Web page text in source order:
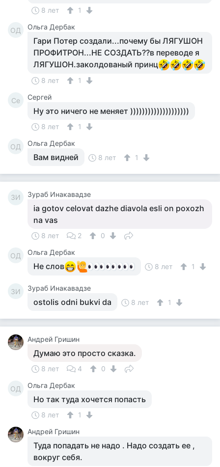
8 лет 1
ОД Ольга Дербак
Гари Потер создали...почему бы ЛЯГУШОН
ПРОФИТРОН...НЕ СОЗДАТЬ??в переводе я
ЛЯГУШОН.заколдованый принц
8 лет 1
Се Сергей
Ну это ничего не меняет ))))))))))))))))))))
8 лет 1
ОД Ольга Дербак
Вам видней 8 лет 1
ЗИ Зураб Инакавадзе
ia gotov celovat dazhe diavola esli on poxozh
na vas
8 лет 2 0
ОД Ольга Дербак
Не слов 8 лет 1
ЗИ Зураб Инакавадзе
ostolis odni bukvi da 8 лет 1
Андрей Гришин
Думаю это просто сказка.
8 лет 4 0
ОД Ольга Дербак
Но так туда хочется попасть
8 лет
1
Андрей Гришин
Туда попадать не надо . Надо создать ее ,
вокруг себя.